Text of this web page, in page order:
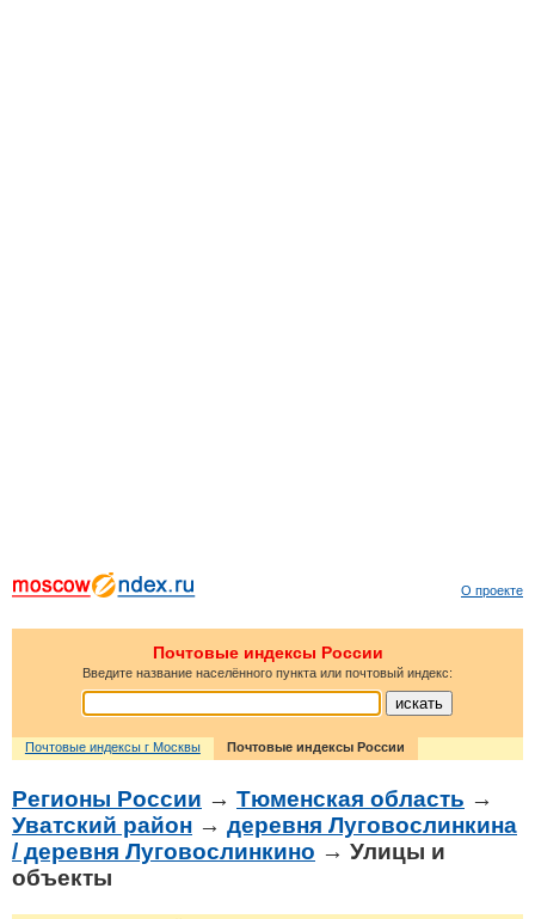
О проекте
Почтовые индексы России
Введите название населённого пункта или почтовый индекс:
Почтовые индексы г Москвы Почтовые индексы России
Регионы России → Тюменская область →
Уватский район → деревня Луговослинкина
/ деревня Луговослинкино → Улицы и
объекты